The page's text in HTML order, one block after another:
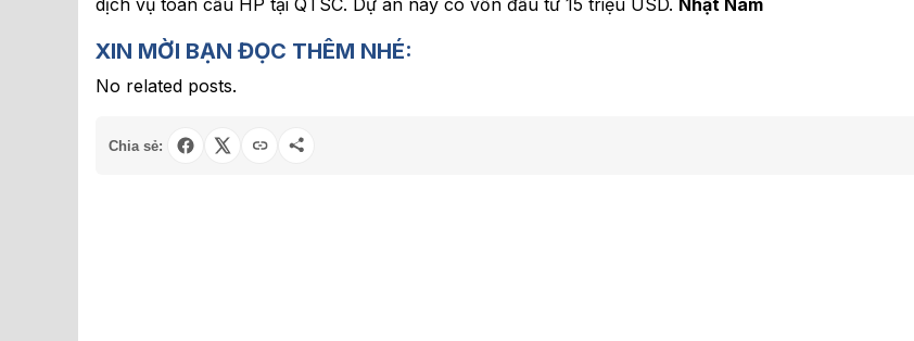
dịch vụ toàn cầu HP tại QTSC. Dự án này có vốn đầu tư 15 triệu USD. Nhật Nam
XIN MỜI BẠN ĐỌC THÊM NHÉ:
No related posts.
Chia sẻ: